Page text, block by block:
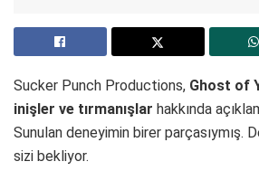
Sucker Punch Productions, Ghost of
inişler ve tırmanışlar hakkında
Sunulan deneyimin birer parçasıymış.
sizi bekliyor.